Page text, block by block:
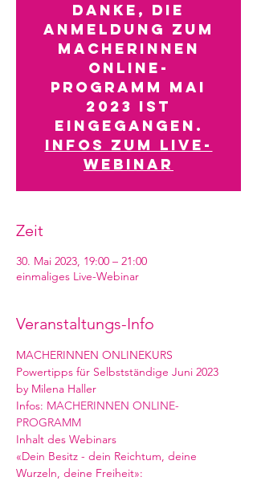
Danke, die
Anmeldung zum
Macherinnen
Online-
Programm Mai
2023 ist
eingegangen.
Infos zum Live-
Webinar
Zeit
30. Mai 2023, 19:00 – 21:00
einmaliges Live-Webinar
Veranstaltungs-Info
MACHERINNEN ONLINEKURS
Powertipps für Selbstständige Juni 2023
by Milena Haller
Infos: MACHERINNEN ONLINE-
PROGRAMM
Inhalt des Webinars
«Dein Besitz - dein Reichtum, deine
Wurzeln, deine Freiheit»: